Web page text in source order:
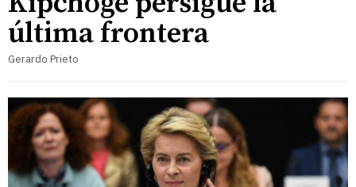
última frontera
Gerardo Prieto